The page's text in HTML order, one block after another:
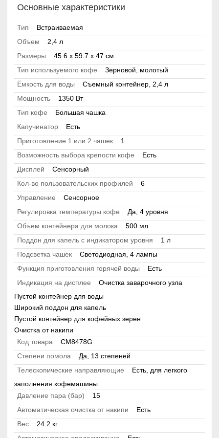
Основные характеристики
Тип
Встраиваемая
Объем
2,4 л
Размеры
45.6 x 59.7 x 47 см
Тип используемого кофе
Зерновой, молотый
Ёмкость для воды
Съемный контейнер, 2,4 л
Мощность
1350 Вт
Тип кофе
Большая чашка
Капучинатор
Есть
Приготовление 1 или 2 чашек
1
Возможность выбора крепости кофе
Есть
Дисплей
Сенсорный
Кол-во пользовательских профилей
6
Управление
Сенсорное
Регулировка температуры кофе
Да, 4 уровня
Объем контейнера для молока
500 мл
Поддон для капель с индикатором уровня
1 л
Подсветка чашек
Светодиодная, 4 лампы
Функция приготовления горячей воды
Есть
Индикация на дисплее
Очистка заварочного узла
Пустой контейнер для воды
Широкий поддон для капель
Пустой контейнер для кофейных зерен
Очистка от накипи
Код товара
CM8478G
Степени помола
Да, 13 степеней
Телескопические направляющие
Есть, для легкого
заполнения кофемашины
Давление пара (бар)
15
Автоматическая очистка от накипи
Есть
Вес
24.2 кг